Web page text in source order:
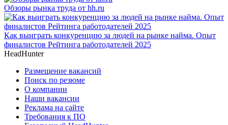
Обзоры рынка труда от hh.ru
Как выиграть конкуренцию за людей на рынке найма. Опыт
финалистов Рейтинга работодателей 2025
HeadHunter
Размещение вакансий
Поиск по резюме
О компании
Наши вакансии
Реклама на сайте
Требования к ПО